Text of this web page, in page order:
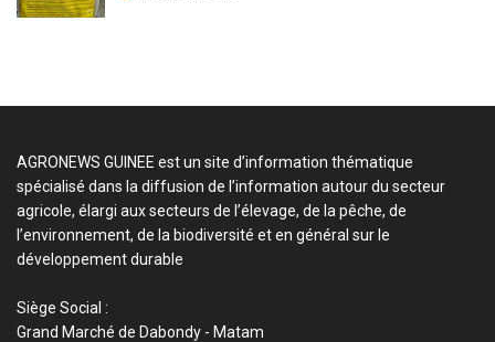
AGRONEWS GUINEE est un site d’information thématique
spécialisé dans la diffusion de l’information autour du secteur
agricole, élargi aux secteurs de l’élevage, de la pêche, de
l’environnement, de la biodiversité et en général sur le
développement durable
Siège Social :
Grand Marché de Dabondy - Matam